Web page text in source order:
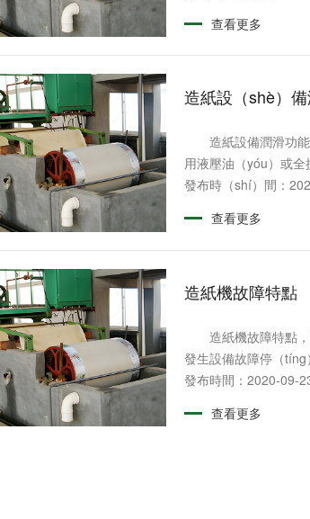
查看更多
造紙設（shè）
造紙設備潤滑功能
用液壓油（yóu）或
發布時（shí）間：
查看更多
造紙機故障特點
造紙機故障特點，
發生設備故障停（
發布時間：2020-09-
查看更多